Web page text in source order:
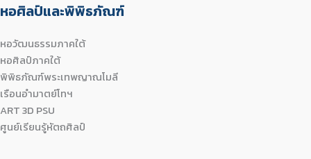
หอศิลป์และพิพิธภัณฑ์
หอวัฒนธรรมภาคใต้
หอศิลป์ภาคใต้
พิพิธภัณฑ์พระเทพญาณโมลี
เรือนอำมาตย์โทฯ
ART 3D PSU
ศูนย์เรียนรู้หัตถศิลป์